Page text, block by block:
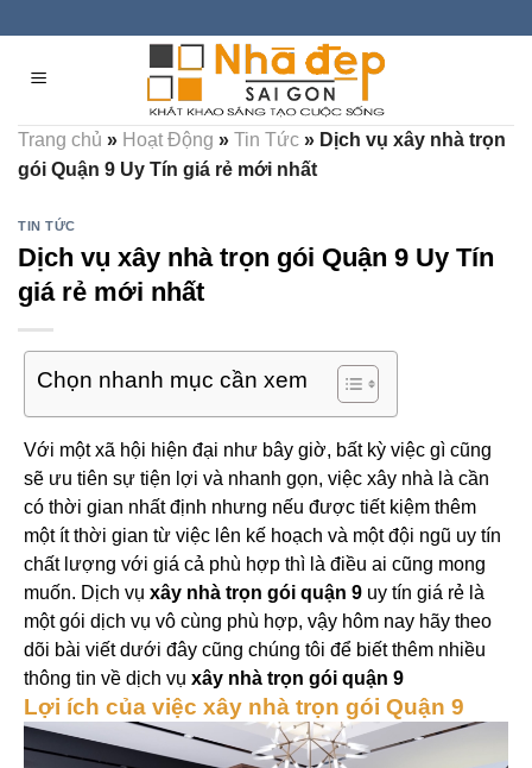
content
Trang chủ » Hoạt Động » Tin Tức » Dịch vụ xây nhà trọn
gói Quận 9 Uy Tín giá rẻ mới nhất
TIN TỨC
Dịch vụ xây nhà trọn gói Quận 9 Uy Tín
giá rẻ mới nhất
Chọn nhanh mục cần xem
Với một xã hội hiện đại như bây giờ, bất kỳ việc gì cũng
sẽ ưu tiên sự tiện lợi và nhanh gọn, việc xây nhà là cần
có thời gian nhất định nhưng nếu được tiết kiệm thêm
một ít thời gian từ việc lên kế hoạch và một đội ngũ uy tín
chất lượng với giá cả phù hợp thì là điều ai cũng mong
muốn. Dịch vụ xây nhà trọn gói quận 9 uy tín giá rẻ là
một gói dịch vụ vô cùng phù hợp, vậy hôm nay hãy theo
dõi bài viết dưới đây cũng chúng tôi để biết thêm nhiều
thông tin về dịch vụ xây nhà trọn gói quận 9
Lợi ích của việc xây nhà trọn gói Quận 9